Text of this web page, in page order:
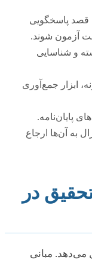
قصد پاسخگویی
آزمون شوند.
و شناسایی
ابزار جمع‌آوری
پایان‌نامه.
به آن‌ها ارجاع
در
می‌دهد. مبانی